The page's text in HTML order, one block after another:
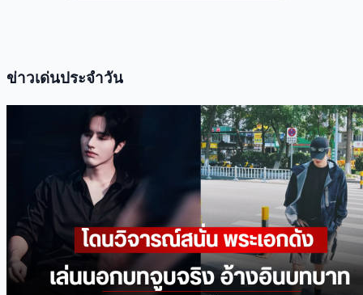
ข่าวเด่นประจำวัน